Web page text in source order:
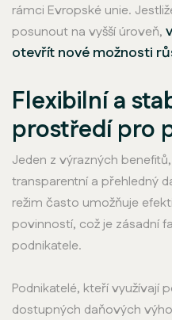
rámci Evropské unie.
posunout na vyšší úroveň,
otevřít nové možnosti
Flexibilní a
prostředí pro
Jeden z výrazných
transparentní a přehledný
režim často umožňuje
povinností, což je zásadní
podnikatele.
Podnikatelé, kteří využívají
dostupných daňových